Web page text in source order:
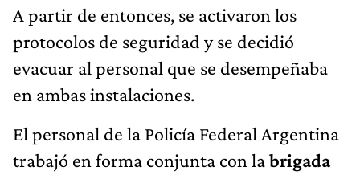
A partir de entonces, se activaron los
protocolos de seguridad y se decidió
evacuar al personal que se desempeñaba
en ambas instalaciones.
El personal de la Policía Federal Argentina
trabajó en forma conjunta con labrigada